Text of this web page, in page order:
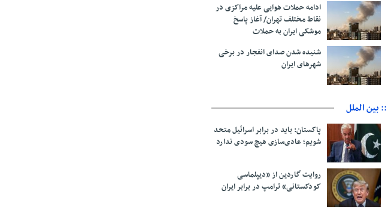
ادامه حملات هوایی علیه مراکزی در
نقاط مختلف تهران/ آغاز پاسخ
موشکی ایران به حملات
شنیده شدن صدای انفجار در برخی
شهرهای ایران
:: بین الملل
پاکستان: باید در برابر اسرائیل متحد
شویم؛ عادی‌سازی هیچ سودی ندارد
روایت گاردین از «دیپلماسی
کودکستانی» ترامپ در برابر ایران